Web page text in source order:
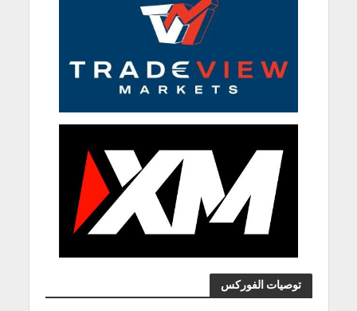
توصيات الفوركس